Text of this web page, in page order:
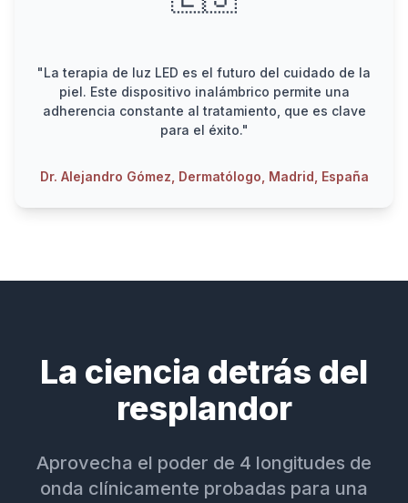
"La terapia de luz LED es el futuro del cuidado de la
piel. Este dispositivo inalámbrico permite una
adherencia constante al tratamiento, que es clave
para el éxito."
Dr. Alejandro Gómez, Dermatólogo, Madrid, España
La ciencia detrás del
resplandor
Aprovecha el poder de 4 longitudes de
onda clínicamente probadas para una